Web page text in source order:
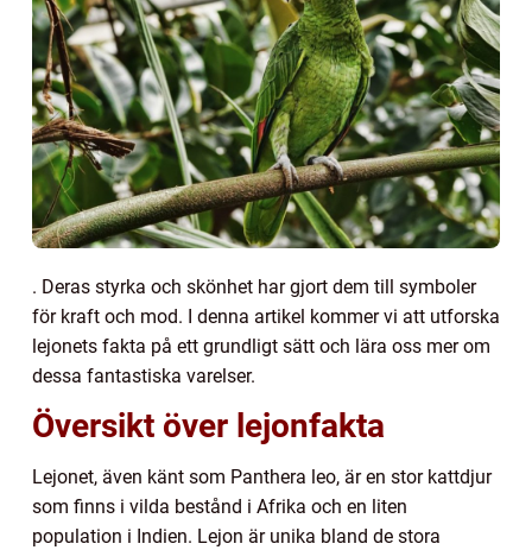
. Deras styrka och skönhet har gjort dem till symboler
för kraft och mod. I denna artikel kommer vi att utforska
lejonets fakta på ett grundligt sätt och lära oss mer om
dessa fantastiska varelser.
Översikt över lejonfakta
Lejonet, även känt som Panthera leo, är en stor kattdjur
som finns i vilda bestånd i Afrika och en liten
population i Indien. Lejon är unika bland de stora